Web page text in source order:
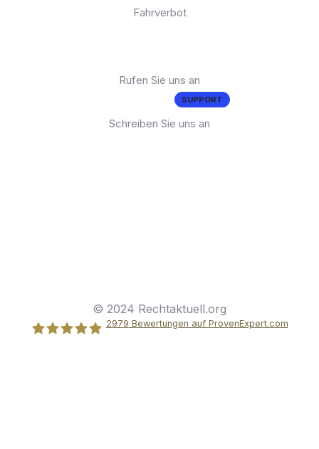
Fahrverbot
Rufen Sie uns an
SUPPORT
Schreiben Sie uns an
© 2024 Rechtaktuell.org
2979 Bewertungen auf ProvenExpert.com